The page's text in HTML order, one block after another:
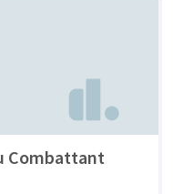
Combattant